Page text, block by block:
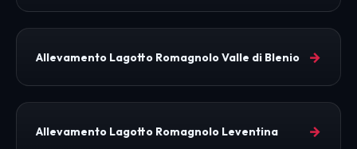
Allevamento Lagotto Romagnolo Valle di Blenio →
Allevamento Lagotto Romagnolo Leventina →